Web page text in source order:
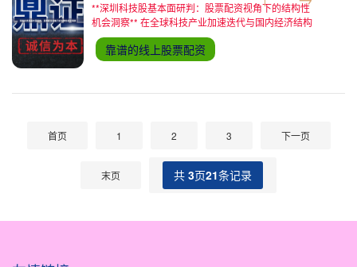
**深圳科技股基本面研判：股票配资视角下的结构性
机会洞察** 在全球科技产业加速迭代与国内经济结构
转型的双重背景下，深圳作为中国科技创新高地，其
科技板块的表现始终是A股市场的风向标。2023年三
季度以
靠谱的线上股票配资
首页 1 2 3 下一页
末页 共 3页21条记录